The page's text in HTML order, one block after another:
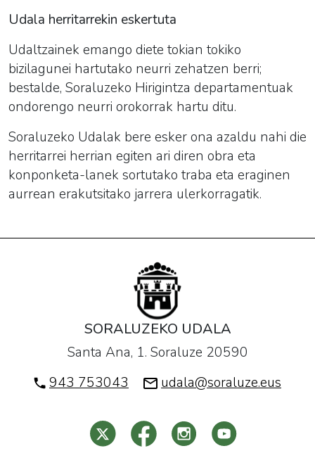
Udala herritarrekin eskertuta
Udaltzainek emango diete tokian tokiko
bizilagunei hartutako neurri zehatzen berri;
bestalde, Soraluzeko Hirigintza departamentuak
ondorengo neurri orokorrak hartu ditu.
Soraluzeko Udalak bere esker ona azaldu nahi die
herritarrei herrian egiten ari diren obra eta
konponketa-lanek sortutako traba eta eraginen
aurrean erakutsitako jarrera ulerkorragatik.
SORALUZEKO UDALA
Santa Ana, 1. Soraluze 20590
943 753043
udala@soraluze.eus